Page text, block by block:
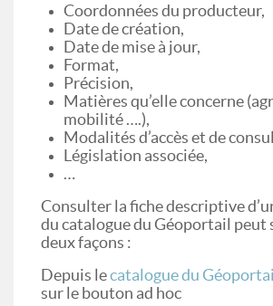
Coordonnées du producteur,
Date de création,
Date de mise à jour,
Format,
Précision,
Matières qu’elle concerne
mobilité ….),
Modalités d’accès et de
Législation associée,
…
Consulter la fiche descriptive
du catalogue du Géoportail peut
deux façons :
Depuis lecatalogue du
sur le bouton ad hoc